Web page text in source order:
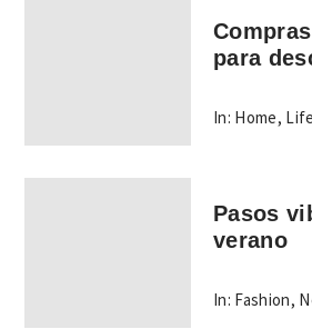
para
In: Home,
Pasos
verano
In: Fashion,